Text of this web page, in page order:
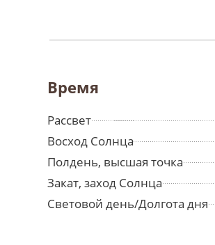
Время
Рассвет
Восход Солнца
Полдень, высшая точка
Закат, заход Солнца
Световой день/Долгота дня